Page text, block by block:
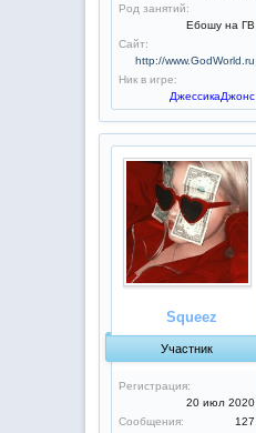
Род занятий:
Ебошу на ГВ
Сайт:
http://www.GodWorld.ru
Ник в игре:
ДжессикаДжонс
Squeez
Участник
Регистрация:
20 июл 2020
Сообщения:
127